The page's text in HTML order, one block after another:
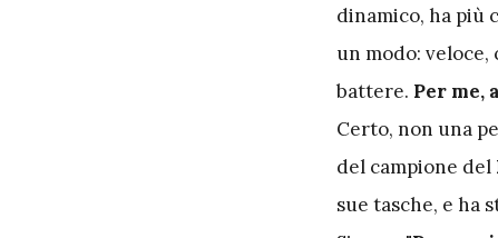
dinamico, ha più
un modo:
battere. Per me,
Certo, non una
del campione del
sue tasche, e ha